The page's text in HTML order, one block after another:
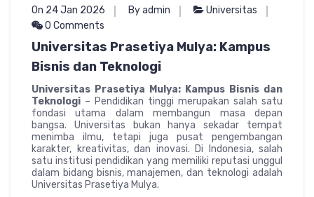
On 24 Jan 2026 By admin
Universitas
0 Comments
Universitas Prasetiya Mulya: Kampus
Bisnis dan Teknologi
Universitas Prasetiya Mulya: Kampus Bisnis dan
Teknologi – Pendidikan tinggi merupakan salah satu
fondasi utama dalam membangun masa depan
bangsa. Universitas bukan hanya sekadar tempat
menimba ilmu, tetapi juga pusat pengembangan
karakter, kreativitas, dan inovasi. Di Indonesia, salah
satu institusi pendidikan yang memiliki reputasi unggul
dalam bidang bisnis, manajemen, dan teknologi adalah
Universitas Prasetiya Mulya.